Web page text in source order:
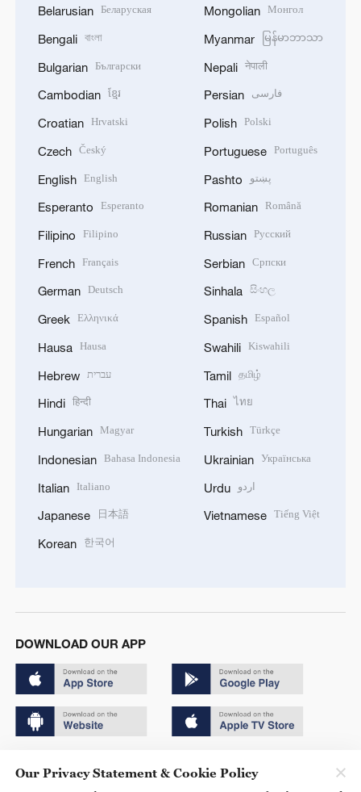
Belarusian Беларуская
Bengali বাংলা
Bulgarian Български
Cambodian ខ្មែរ
Croatian Hrvatski
Czech Český
English English
Esperanto Esperanto
Filipino Filipino
French Français
German Deutsch
Greek Ελληνικά
Hausa Hausa
Hebrew עברית
Hindi हिन्दी
Hungarian Magyar
Indonesian Bahasa Indonesia
Italian Italiano
Japanese 日本語
Korean 한국어
Mongolian Монгол
Myanmar မြန်မာဘာသာ
Nepali नेपाली
Persian فارسی
Polish Polski
Portuguese Português
Pashto پښتو
Romanian Română
Russian Русский
Serbian Српски
Sinhala සිංහල
Spanish Español
Swahili Kiswahili
Tamil தமிழ்
Thai ไทย
Turkish Türkçe
Ukrainian Українська
Urdu اردو
Vietnamese Tiếng Việt
DOWNLOAD OUR APP
京ICP备20000184号
Our Privacy Statement & Cookie Policy